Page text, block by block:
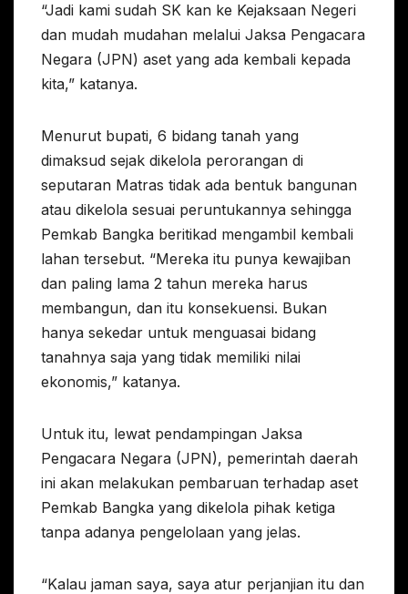
“Jadi kami sudah SK kan ke Kejaksaan Negeri
dan mudah mudahan melalui Jaksa Pengacara
Negara (JPN) aset yang ada kembali kepada
kita,” katanya.
Menurut bupati, 6 bidang tanah yang
dimaksud sejak dikelola perorangan di
seputaran Matras tidak ada bentuk bangunan
atau dikelola sesuai peruntukannya sehingga
Pemkab Bangka beritikad mengambil kembali
lahan tersebut. “Mereka itu punya kewajiban
dan paling lama 2 tahun mereka harus
membangun, dan itu konsekuensi. Bukan
hanya sekedar untuk menguasai bidang
tanahnya saja yang tidak memiliki nilai
ekonomis,” katanya.
Untuk itu, lewat pendampingan Jaksa
Pengacara Negara (JPN), pemerintah daerah
ini akan melakukan pembaruan terhadap aset
Pemkab Bangka yang dikelola pihak ketiga
tanpa adanya pengelolaan yang jelas.
“Kalau jaman saya, saya atur perjanjian itu dan